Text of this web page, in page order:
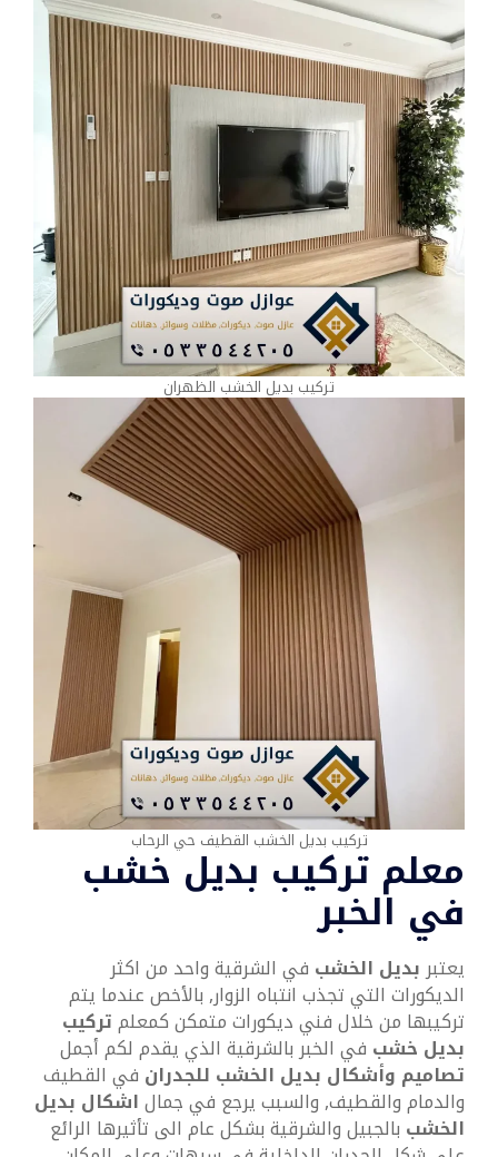
تركيب بديل الخشب الظهران
تركيب بديل الخشب القطيف حي الرحاب
معلم تركيب بديل خشب
في الخبر
يعتبر بديل الخشب في الشرقية واحد من اكثر
الديكورات التي تجذب انتباه الزوار, بالأخص عندما يتم
تركيبها من خلال فني ديكورات متمكن كمعلمتركيب
بديل خشب في الخبر بالشرقية الذي يقدم لكم أجمل
تصاميم وأشكال بديل الخشب للجدران في القطيف
والدمام والقطيف, والسبب يرجع في جمالاشكال بديل
الخشب بالجبيل والشرقية بشكل عام الى تأثيرها الرائع